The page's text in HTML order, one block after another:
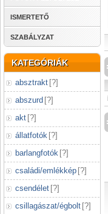
ISMERTETŐ
SZABÁLYZAT
KATEGÓRIÁK
absztrakt [?]
abszurd [?]
akt [?]
állatfotók [?]
barlangfotók [?]
családi/emlékkép [?]
csendélet [?]
csillagászat/égbolt [?]